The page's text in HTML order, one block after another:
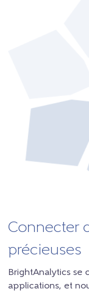
Connecter
précieuses
BrightAnalytics se
applications, et